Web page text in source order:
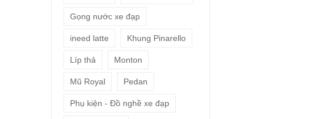
Gọng nước xe đạp
ineed latte Khung Pinarello
Líp thả Monton
Mũ Royal Pedan
Phụ kiện - Đồ nghề xe đạp